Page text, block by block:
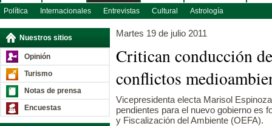
Política Internacionales Entrevistas Cultural Astrología
Nuestros sitios
Opinión
Turismo
Notas de prensa
Encuestas
Martes 19 de julio 2011
Critican conducción
conflictos
Vicepresidenta electa Marisol
pendientes para el nuevo gobierno es
y Fiscalización del Ambiente (OEFA).